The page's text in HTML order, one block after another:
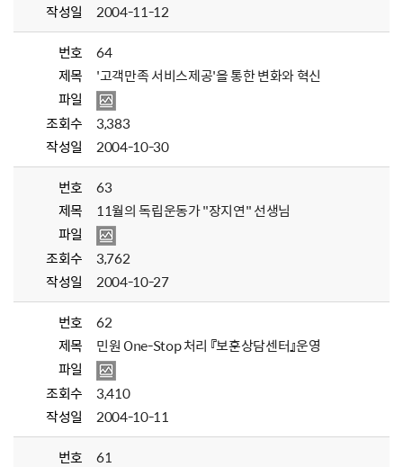
작성일
2004-11-12
번호
64
제목
'고객만족 서비스제공'을 통한 변화와 혁신
파일
조회수
3,383
작성일
2004-10-30
번호
63
제목
11월의 독립운동가 "장지연" 선생님
파일
조회수
3,762
작성일
2004-10-27
번호
62
제목
민원 One-Stop 처리 『보훈상담센터』운영
파일
조회수
3,410
작성일
2004-10-11
번호
61